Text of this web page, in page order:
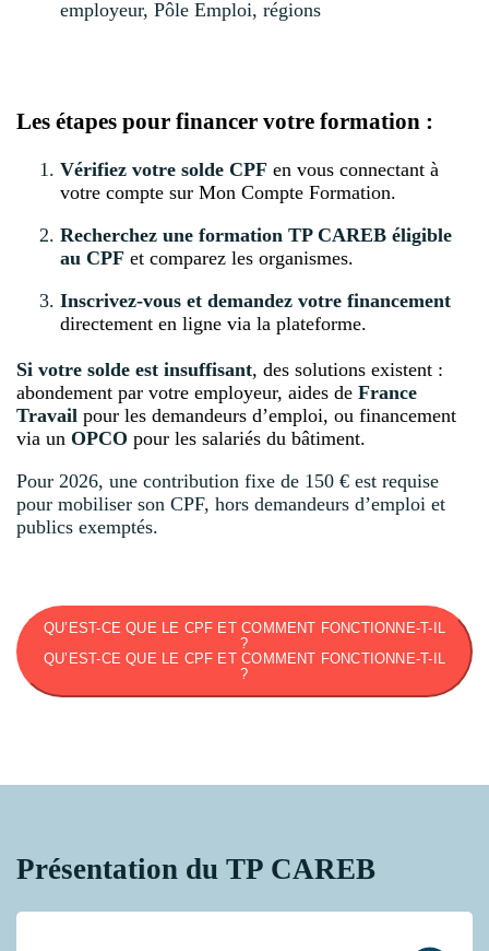
employeur, Pôle Emploi, régions
Les étapes pour financer votre formation :
Vérifiez votre solde CPF en vous connectant à
votre compte sur Mon Compte Formation.
Recherchez une formation TP CAREB éligible
au CPF et comparez les organismes.
Inscrivez-vous et demandez votre financement
directement en ligne via la plateforme.
Si votre solde est insuffisant, des solutions existent :
abondement par votre employeur, aides de France
Travail pour les demandeurs d’emploi, ou financement
via un OPCO pour les salariés du bâtiment.
Pour 2026, une contribution fixe de 150 € est requise
pour mobiliser son CPF, hors demandeurs d’emploi et
publics exemptés.
QU’EST-CE QUE LE CPF ET COMMENT FONCTIONNE-T-IL
?
QU’EST-CE QUE LE CPF ET COMMENT FONCTIONNE-T-IL
?
Présentation du TP CAREB